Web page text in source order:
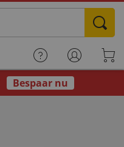
Bespaar nu